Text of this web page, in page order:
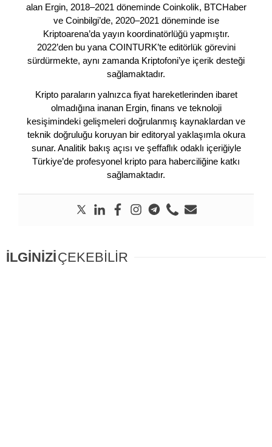
alan Ergin, 2018–2021 döneminde Coinkolik, BTCHaber
ve Coinbilgi’de, 2020–2021 döneminde ise
Kriptoarena’da yayın koordinatörlüğü yapmıştır.
2022’den bu yana COINTURK’te editörlük görevini
sürdürmekte, aynı zamanda Kriptofoni’ye içerik desteği
sağlamaktadır.
Kripto paraların yalnızca fiyat hareketlerinden ibaret
olmadığına inanan Ergin, finans ve teknoloji
kesişimindeki gelişmeleri doğrulanmış kaynaklardan ve
teknik doğruluğu koruyan bir editoryal yaklaşımla okura
sunar. Analitik bakış açısı ve şeffaflık odaklı içeriğiyle
Türkiye’de profesyonel kripto para haberciliğine katkı
sağlamaktadır.
İLGİNİZİÇEKEBİLİR